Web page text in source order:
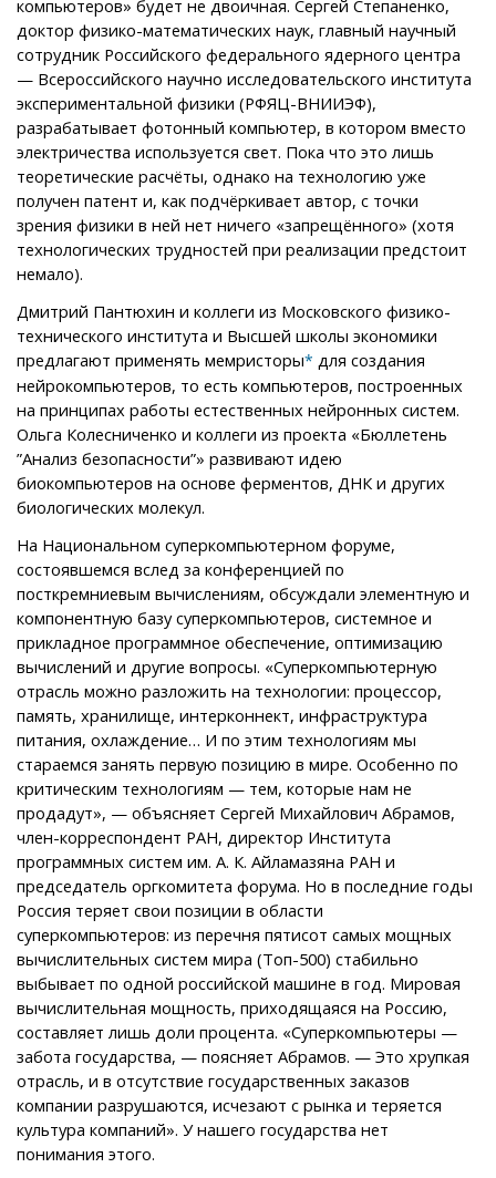
компьютеров» будет не двоичная. Сергей Степаненко,
доктор физико-математических наук, главный научный
сотрудник Российского федерального ядерного центра
— Всероссийского научно исследовательского института
экспериментальной физики (РФЯЦ-ВНИИЭФ),
разрабатывает фотонный компьютер, в котором вместо
электричества используется свет. Пока что это лишь
теоретические расчёты, однако на технологию уже
получен патент и, как подчёркивает автор, с точки
зрения физики в ней нет ничего «запрещённого» (хотя
технологических трудностей при реализации предстоит
немало).
Дмитрий Пантюхин и коллеги из Московского физико-
технического института и Высшей школы экономики
предлагают применять мемристоры* для создания
нейрокомпьютеров, то есть компьютеров, построенных
на принципах работы естественных нейронных систем.
Ольга Колесниченко и коллеги из проекта «Бюллетень
”Анализ безопасности”» развивают идею
биокомпьютеров на основе ферментов, ДНК и других
биологических молекул.
На Национальном суперкомпьютерном форуме,
состоявшемся вслед за конференцией по
посткремниевым вычислениям, обсуждали элементную и
компонентную базу суперкомпьютеров, системное и
прикладное программное обеспечение, оптимизацию
вычислений и другие вопросы. «Суперкомпьютерную
отрасль можно разложить на технологии: процессор,
память, хранилище, интерконнект, инфраструктура
питания, охлаждение… И по этим технологиям мы
стараемся занять первую позицию в мире. Особенно по
критическим технологиям — тем, которые нам не
продадут», — объясняет Сергей Михайлович Абрамов,
член-корреспондент РАН, директор Института
программных систем им. А. К. Айламазяна РАН и
председатель оргкомитета форума. Но в последние годы
Россия теряет свои позиции в области
суперкомпьютеров: из перечня пятисот самых мощных
вычислительных систем мира (Топ-500) стабильно
выбывает по одной российской машине в год. Мировая
вычислительная мощность, приходящаяся на Россию,
составляет лишь доли процента. «Суперкомпьютеры —
забота государства, — поясняет Абрамов. — Это хрупкая
отрасль, и в отсутствие государственных заказов
компании разрушаются, исчезают с рынка и теряется
культура компаний». У нашего государства нет
понимания этого.